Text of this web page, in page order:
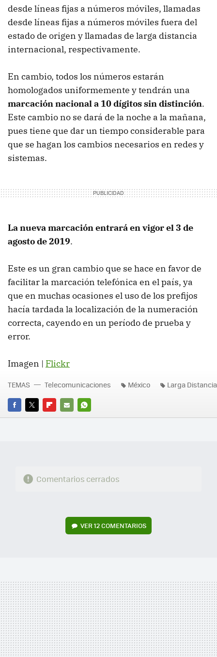
desde líneas fijas a números móviles, llamadas
desde líneas fijas a números móviles fuera del
estado de origen y llamadas de larga distancia
internacional, respectivamente.
En cambio, todos los números estarán
homologados uniformemente y tendrán una
marcación nacional a 10 dígitos sin distinción.
Este cambio no se dará de la noche a la mañana,
pues tiene que dar un tiempo considerable para
que se hagan los cambios necesarios en redes y
sistemas.
La nueva marcación entrará en vigor el 3 de
agosto de 2019.
Este es un gran cambio que se hace en favor de
facilitar la marcación telefónica en el país, ya
que en muchas ocasiones el uso de los prefijos
hacía tardada la localización de la numeración
correcta, cayendo en un período de prueba y
error.
Imagen | Flickr
FACEBOOK
TWITTERFLIPBOARD
E-
WHATSAPP
TEMAS Telecomunicaciones México Larga Distancia
Comentarios cerrados
VER12 COMENTARIOS